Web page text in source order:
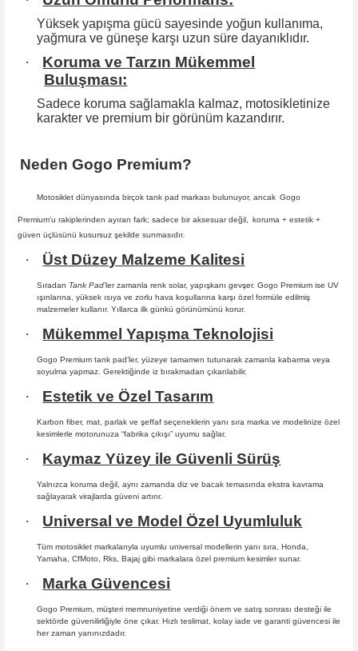
Yüksek yapışma gücü sayesinde yoğun kullanıma,
yağmura ve güneşe karşı uzun süre dayanıklıdır.
·
Koruma ve Tarzın Mükemmel
Buluşması:
Sadece koruma sağlamakla kalmaz, motosikletinize
karakter ve premium bir görünüm kazandırır.
Neden Gogo Premium?
Motosiklet dünyasında birçok tank pad markası bulunuyor, ancak Gogo
Premium’u rakiplerinden ayıran fark; sadece bir aksesuar değil,
koruma + estetik +
güven üçlüsünü kusursuz şekilde sunmasıdır.
· Üst Düzey Malzeme Kalitesi
Sıradan Tank Pad’ler zamanla renk solar, yapışkanı gevşer. Gogo Premium ise UV
ışınlarına, yüksek ısıya ve zorlu hava koşullarına karşı özel formüle edilmiş
malzemeler kullanır. Yıllarca ilk günkü görünümünü korur.
· Mükemmel Yapışma Teknolojisi
Gogo Premium tank pad’ler, yüzeye tamamen tutunarak zamanla kabarma veya
soyulma yapmaz. Gerektiğinde iz bırakmadan çıkarılabilir.
· Estetik ve Özel Tasarım
Karbon fiber, mat, parlak ve şeffaf seçeneklerin yanı sıra marka ve modelinize özel
kesimlerle motorunuza “fabrika çıkışı” uyumu sağlar.
· Kaymaz Yüzey ile Güvenli Sürüş
Yalnızca koruma değil, aynı zamanda diz ve bacak temasında ekstra kavrama
sağlayarak virajlarda güveni artırır.
· Universal ve Model Özel Uyumluluk
Tüm motosiklet markalarıyla uyumlu universal modellerin yanı sıra, Honda,
Yamaha, CfMoto, Rks, Bajaj gibi markalara özel premium kesimler sunar.
· Marka Güvencesi
Gogo Premium, müşteri memnuniyetine verdiği önem ve satış sonrası desteği ile
sektörde güvenilirliğiyle öne çıkar. Hızlı teslimat, kolay iade ve garanti güvencesi ile
her zaman yanınızdadır.